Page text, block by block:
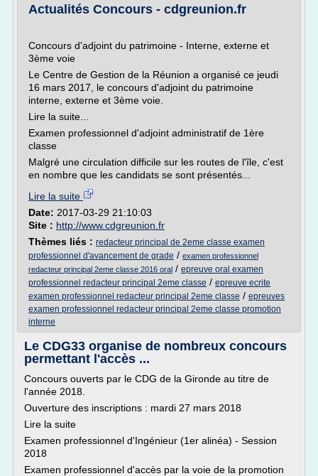
Actualités Concours - cdgreunion.fr
Concours d'adjoint du patrimoine - Interne, externe et
3ème voie
Le Centre de Gestion de la Réunion a organisé ce jeudi
16 mars 2017, le concours d'adjoint du patrimoine
interne, externe et 3ème voie.
Lire la suite...
Examen professionnel d'adjoint administratif de 1ère
classe
Malgré une circulation difficile sur les routes de l'île, c'est
en nombre que les candidats se sont présentés...
Lire la suite
Date: 2017-03-29 21:10:03
Site : http://www.cdgreunion.fr
Thèmes liés : redacteur principal de 2eme classe examen
professionnel d'avancement de grade / examen professionnel
redacteur principal 2eme classe 2016 oral / epreuve oral examen
professionnel redacteur principal 2eme classe / epreuve ecrite
examen professionnel redacteur principal 2eme classe / epreuves
examen professionnel redacteur principal 2eme classe promotion
interne
Le CDG33 organise de nombreux concours
permettant l'accès ...
Concours ouverts par le CDG de la Gironde au titre de
l'année 2018.
Ouverture des inscriptions : mardi 27 mars 2018
Lire la suite
Examen professionnel d'Ingénieur (1er alinéa) - Session
2018
Examen professionnel d'accès par la voie de la promotion